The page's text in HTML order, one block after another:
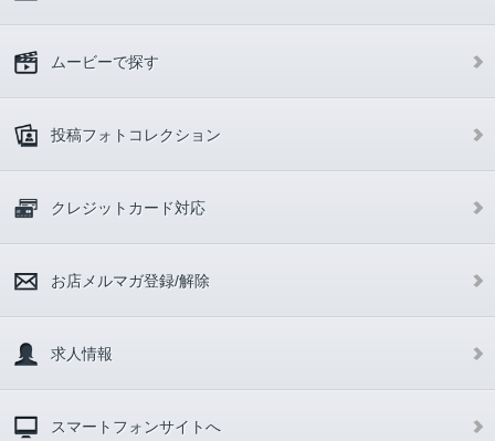
ムービーで探す
投稿フォトコレクション
クレジットカード対応
お店メルマガ登録/解除
求人情報
スマートフォンサイトへ